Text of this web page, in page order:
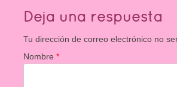
Deja una respuesta
Tu dirección de correo electrónico no
Nombre*